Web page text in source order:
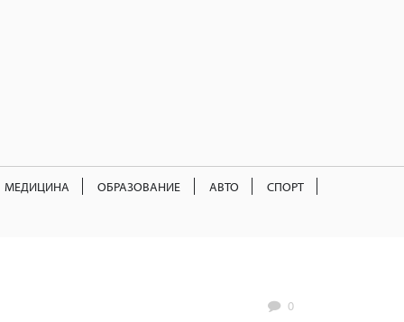
МЕДИЦИНА ОБРАЗОВАНИЕ АВТО СПОРТ
0